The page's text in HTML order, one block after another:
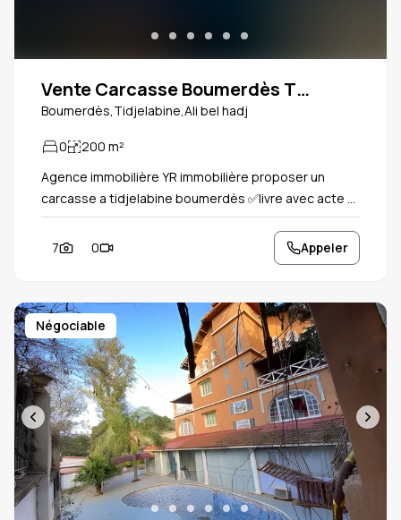
Vente Carcasse Boumerdès Tidjelabine
Boumerdès,Tidjelabine,Ali bel hadj
0 200 m²
Agence immobilière YR immobilière proposer un
carcasse a tidjelabine boumerdès ✅livre avec acte 📕
✅ permis de construire 📑 ✅ les analyses ctc ✅ eau
gaz électricité ✅ d’endroit calme et sécurisé ✅vis-à-
vis dégager ✅ petit jardin ✅ prochain marché et
complet tik tok
7 0 Appeler
Négociable